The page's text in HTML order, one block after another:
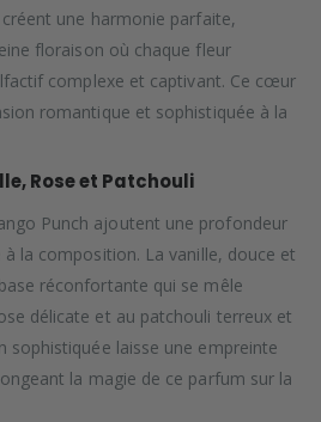
une harmonie parfaite,
floraison où chaque fleur
complexe et captivant. Ce cœur
romantique et sophistiquée à la
Rose et Patchouli
Punch ajoutent une profondeur
la composition. La vanille, douce et
réconfortante qui se mêle
délicate et au patchouli terreux et
sophistiquée laisse une empreinte
la magie de ce parfum sur la